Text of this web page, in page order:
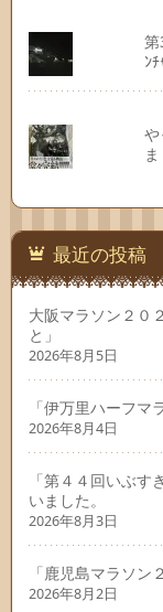
第
ﾝ
最近の投稿
大阪マラソン２０
と」
2026年8月5日
「伊万里ハーフマ
2026年8月4日
「第４４回いぶ
いました。
2026年8月3日
「鹿児島マラソン
2026年8月2日